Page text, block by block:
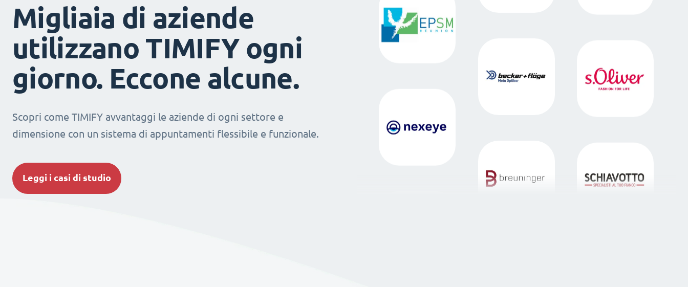
Migliaia di aziende
utilizzano TIMIFY ogni
giorno. Eccone alcune.
Scopri come TIMIFY avvantaggi le aziende di ogni settore e
dimensione con un sistema di appuntamenti flessibile e funzionale.
Leggi i casi di studio